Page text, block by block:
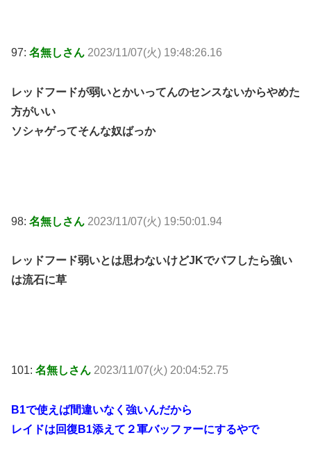
97: 名無しさん 2023/11/07(火) 19:48:26.16
レッドフードが弱いとかいってんのセンスないからやめた
方がいい
ソシャゲってそんな奴ばっか
98: 名無しさん 2023/11/07(火) 19:50:01.94
レッドフード弱いとは思わないけどJKでバフしたら強い
は流石に草
101: 名無しさん 2023/11/07(火) 20:04:52.75
B1で使えば間違いなく強いんだから
レイドは回復B1添えて２軍バッファーにするやで